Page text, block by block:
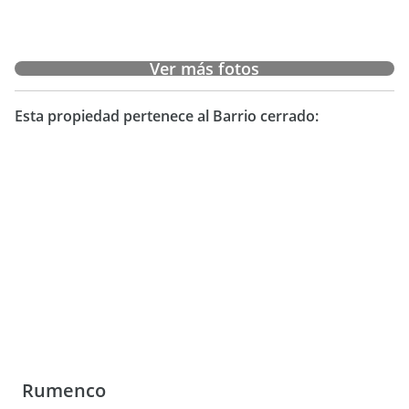
Ver más fotos
Esta propiedad pertenece al Barrio cerrado:
Rumenco